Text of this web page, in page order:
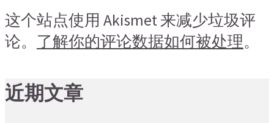
这个站点使用 Akismet 来减少垃圾评
论。 了解你的评论数据如何被处理。
近期文章